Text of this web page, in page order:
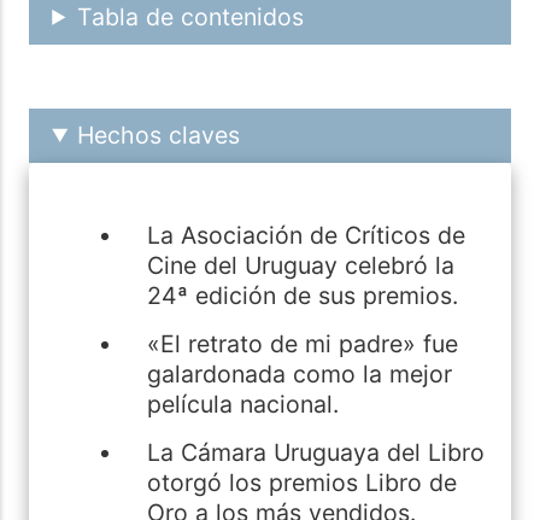
Tabla de contenidos
Hechos claves
La Asociación de Críticos de
Cine del Uruguay celebró la
24ª edición de sus premios.
«El retrato de mi padre» fue
galardonada como la mejor
película nacional.
La Cámara Uruguaya del Libro
otorgó los premios Libro de
Oro a los más vendidos.